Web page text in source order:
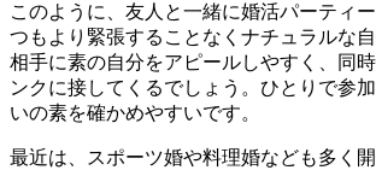
このように、友人と一緒に婚活パーティ
つもより緊張することなくナチュラルな自
相手に素の自分をアピールしやすく、同
ンクに接してくるでしょう。ひとりで参
いの素を確かめやすいです。
最近は、スポーツ婚や料理婚なども多く